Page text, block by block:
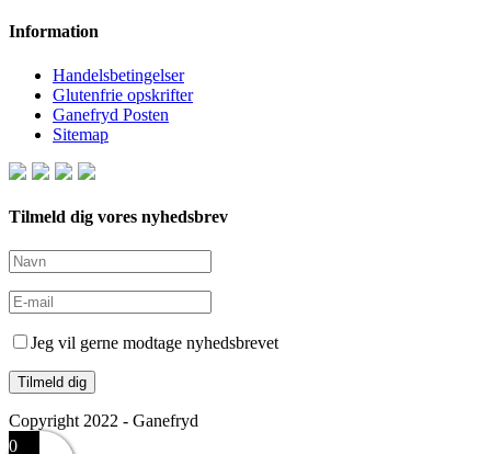
Information
Handelsbetingelser
Glutenfrie opskrifter
Ganefryd Posten
Sitemap
Tilmeld dig vores nyhedsbrev
Jeg vil gerne modtage nyhedsbrevet
Copyright 2022 - Ganefryd
0